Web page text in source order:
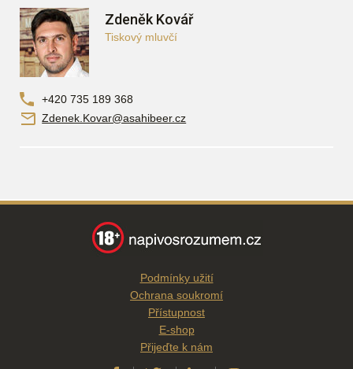
Zdeněk Kovář
Tiskový mluvčí
+420 735 189 368
Zdenek.Kovar@asahibeer.cz
Podmínky užití
Ochrana soukromí
Přístupnost
E-shop
Přijeďte k nám